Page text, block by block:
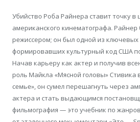
Убийство Роба Райнера ставит точку в
американского кинематографа. Райнер
режиссером; он был одной из ключевых
формировавших культурный код США
Начав карьеру как актер и получив
роль Майкла «Мясной головы» Стивика
семье», он сумел перешагнуть через
актера и стать выдающимся
фильмография — это учебник по